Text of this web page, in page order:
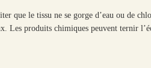
que le tissu ne se gorge d’eau ou de
Les produits chimiques peuvent ternir